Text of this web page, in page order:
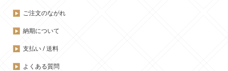
ご注文のながれ
納期について
支払い / 送料
よくある質問